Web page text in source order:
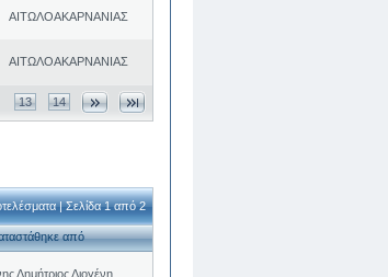
ΑΙΤΩΛΟΑΚΑΡΝΑΝΙΑΣ
ΑΙΤΩΛΟΑΚΑΡΝΑΝΙΑΣ
13 14
| Σελίδα 1 από 2
από
Δημήτριος Διογένη